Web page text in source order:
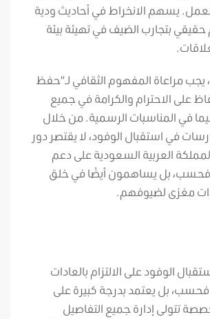
يسهم الانخراط في أحاديث ودية
بتجارب الضيف في تهيئة بيئة
يجب مراعاة المفهوم الثقافي لـ”حفظ
على الاحترام والكرامة في جميع
في المناسبات الرسمية. من خلال
في استقبال الوفود، لا يقتصر دور
العربية السعودية على دعم
فحسب، بل يساهمون أيضًا في خلق
مغزى لضيوفهم.
الوفود على الالتزام بالعادات
فحسب، بل يعتمد بدرجة كبيرة على
تتولى إدارة جميع التفاصيل